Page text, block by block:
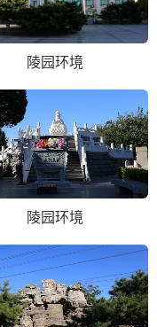
陵园环境
陵园环境